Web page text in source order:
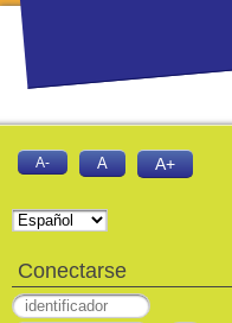
A- A A+
Conectarse